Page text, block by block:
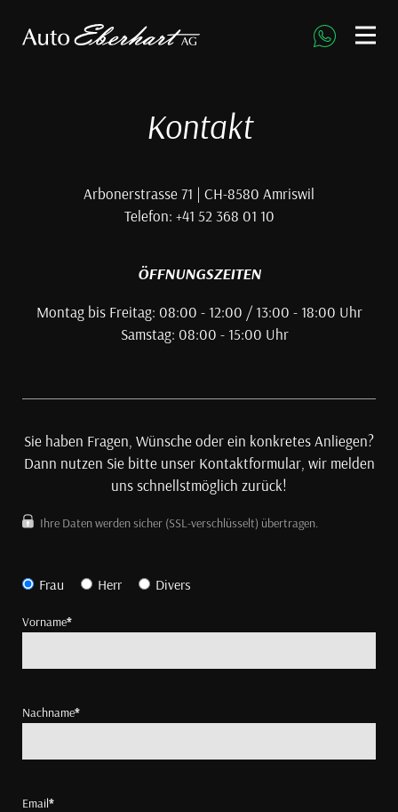
Kontakt
Arbonerstrasse 71 | CH-8580 Amriswil
Telefon: +41 52 368 01 10
ÖFFNUNGSZEITEN
Montag bis Freitag: 08:00 - 12:00 / 13:00 - 18:00 Uhr
Samstag: 08:00 - 15:00 Uhr
Sie haben Fragen, Wünsche oder ein konkretes Anliegen?
Dann nutzen Sie bitte unser Kontaktformular, wir melden
uns schnellstmöglich zurück!
Ihre Daten werden sicher (SSL-verschlüsselt) übertragen.
Frau Herr Divers
Vorname*
Nachname*
Email*